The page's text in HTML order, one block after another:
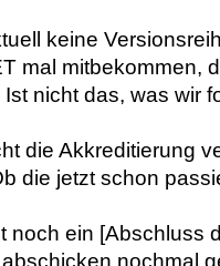
keine
mal mitbekommen,
nicht das, was wir
die Akkreditierung
die jetzt schon
noch ein [Abschluss